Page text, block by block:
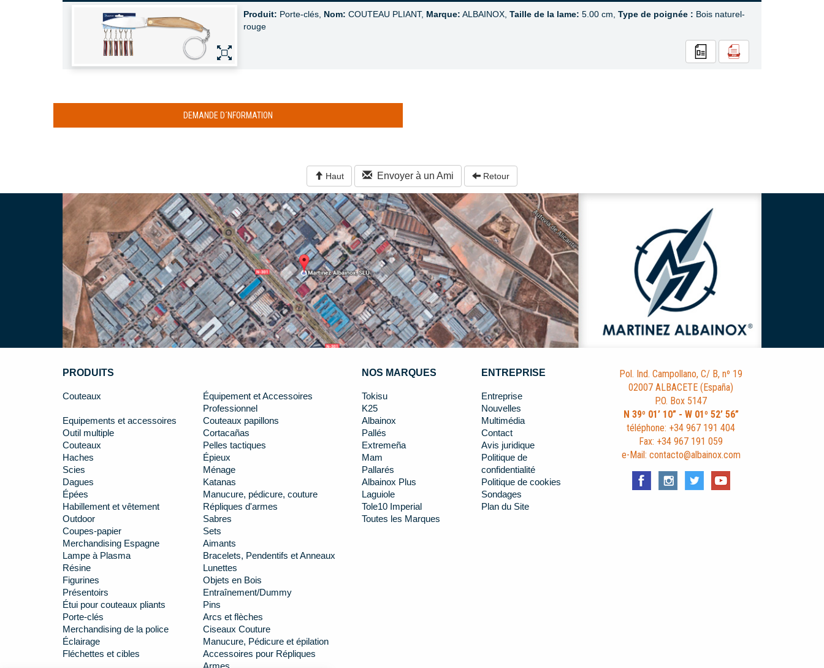
Produit: Porte-clés, Nom: COUTEAU PLIANT, Marque: ALBAINOX, Taille de la lame: 5.00 cm, Type de poignée : Bois naturel-
rouge
DEMANDE D´NFORMATION
Haut Envoyer à un Ami Retour
PRODUITS
Couteaux
Équipement et Accessoires
Professionnel
Equipements et accessoires
Couteaux papillons
Outil multiple
Cortacañas
Couteaux
Pelles tactiques
Haches
Épieux
Scies
Ménage
Dagues
Katanas
Épées
Manucure, pédicure, couture
Habillement et vêtement
Répliques d'armes
Outdoor
Sabres
Coupes-papier
Sets
Merchandising Espagne
Aimants
Lampe à Plasma
Bracelets, Pendentifs et Anneaux
Résine
Lunettes
Figurines
Objets en Bois
Présentoirs
Entraînement/Dummy
Étui pour couteaux pliants
Pins
Porte-clés
Arcs et flèches
Merchandising de la police
Ciseaux Couture
Éclairage
Manucure, Pédicure et épilation
Fléchettes et cibles
Accessoires pour Répliques
NOS MARQUES
Tokisu
K25
Albainox
Pallés
Extremeña
Mam
Pallarés
Albainox Plus
Laguiole
Tole10 Imperial
Toutes les Marques
ENTREPRISE
Entreprise
Nouvelles
Multimédia
Contact
Avis juridique
Politique de
confidentialité
Politique de cookies
Sondages
Plan du Site
Pol. Ind. Campollano, C/ B, nº 19
02007 ALBACETE (España)
P.O. Box 5147
N 39º 01’ 10” - W 01º 52’ 56”
téléphone: +34 967 191 404
Fax: +34 967 191 059
e-Mail: contacto@albainox.com